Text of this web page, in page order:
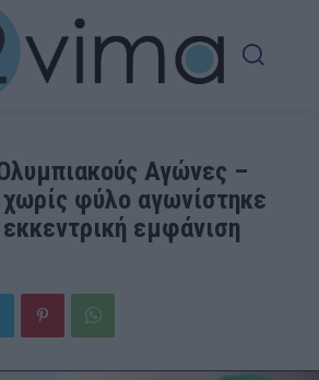
Αγώνες –
φύλο αγωνίστηκε
εμφάνιση